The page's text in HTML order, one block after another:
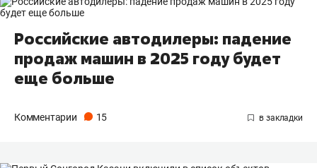
Российские автодилеры: падение
продаж машин в 2025 году будет
еще больше
Комментарии 15